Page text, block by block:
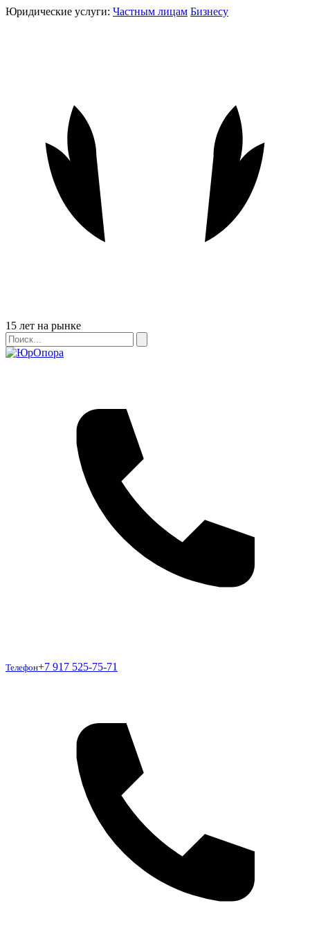
Юридические услуги: Частным лицам Бизнесу
Бейдж
15 лет на рынке
Поиск
Поиск
Телефон
Телефон+7 917 525-75-71